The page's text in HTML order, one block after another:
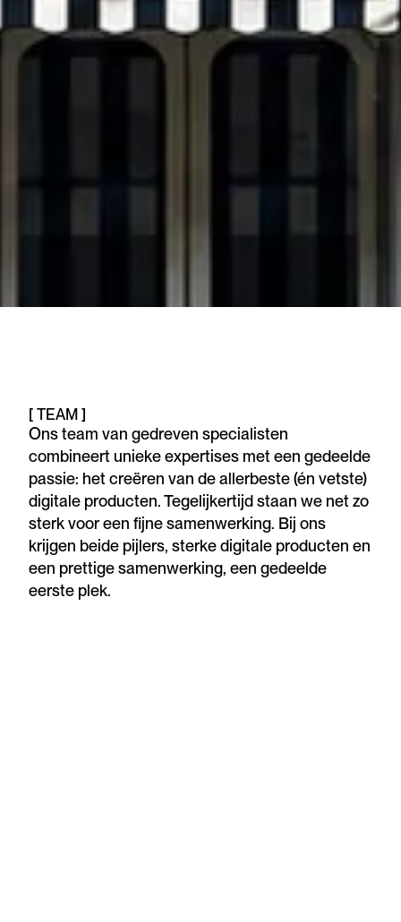
[ TEAM ]
Ons team van gedreven specialisten
combineert unieke expertises met een gedeelde
passie: het creëren van de allerbeste (én vetste)
digitale producten. Tegelijkertijd staan we net zo
sterk voor een fijne samenwerking. Bij ons
krijgen beide pijlers, sterke digitale producten en
een prettige samenwerking, een gedeelde
eerste plek.